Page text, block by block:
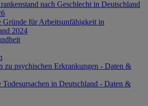
nach Geschlecht in Deutschland
Gründe für Arbeitsunfähigkeit in
2024
zu psychischen Erkrankungen - Daten &
Todesursachen in Deutschland - Daten &